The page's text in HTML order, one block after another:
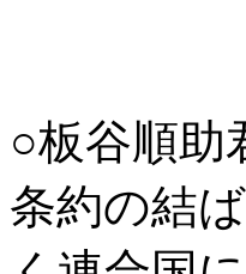
○板谷順
条約の結